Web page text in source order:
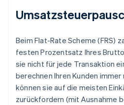
Beim Flat-Rate Scheme (FRS)
festen Prozentsatz Ihres
sie nicht für jede Transaktion
berechnen Ihren Kunden immer
können sie auf die meisten
zurückfordern (mit Ausnahme